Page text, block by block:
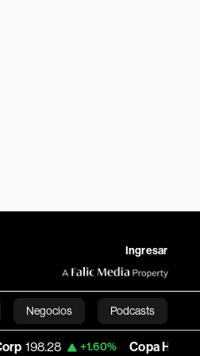
Ingresar
Negocios Podcasts
+1.60% Copa Holdings 150.51